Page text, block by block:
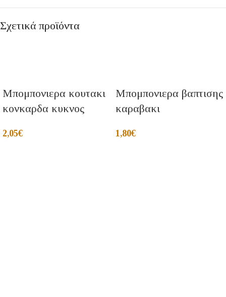
Σχετικά προϊόντα
Μπομπονιερα κουτακι
κονκαρδα κυκνος
2,05€
Μπομπονιερα βαπτισης
καραβακι
1,80€